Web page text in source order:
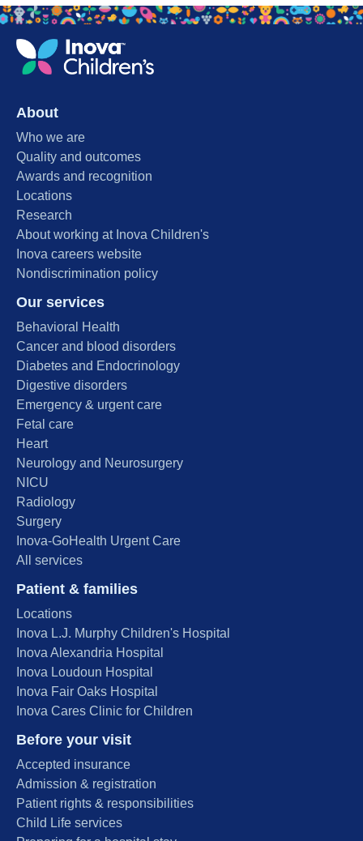
About
Who we are
Quality and outcomes
Awards and recognition
Locations
Research
About working at Inova Children's
Inova careers website
Nondiscrimination policy
Our services
Behavioral Health
Cancer and blood disorders
Diabetes and Endocrinology
Digestive disorders
Emergency & urgent care
Fetal care
Heart
Neurology and Neurosurgery
NICU
Radiology
Surgery
Inova-GoHealth Urgent Care
All services
Patient & families
Locations
Inova L.J. Murphy Children's Hospital
Inova Alexandria Hospital
Inova Loudoun Hospital
Inova Fair Oaks Hospital
Inova Cares Clinic for Children
Before your visit
Accepted insurance
Admission & registration
Patient rights & responsibilities
Child Life services